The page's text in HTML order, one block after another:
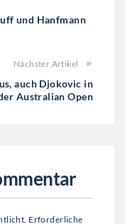
und Hanfmann
Nächster Artikel
auch Djokovic in
Australian Open
Erforderliche